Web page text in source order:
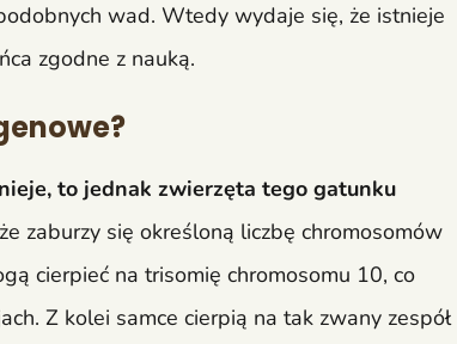
wad. Wtedy wydaje się, że istnieje
zgodne z nauką.
to jednak zwierzęta tego gatunku
zaburzy się określoną liczbę chromosomów
cierpieć na trisomię chromosomu 10, co
Z kolei samce cierpią na tak zwany zespół